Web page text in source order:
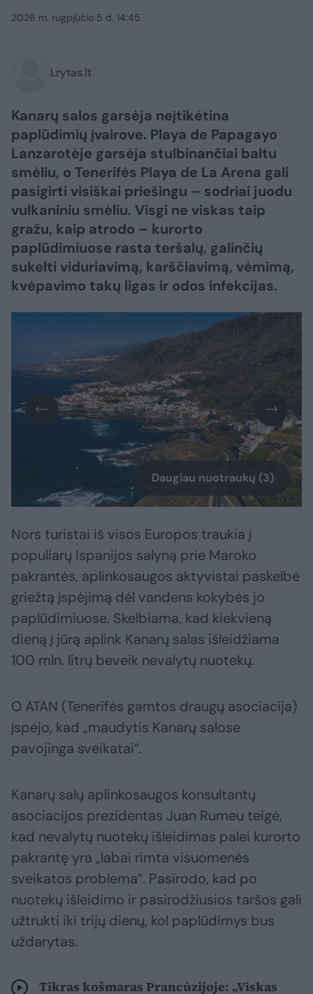
2026 m. rugpjūčio 5 d. 14:45
Lrytas.lt
Kanarų salos garsėja neįtikėtina
paplūdimių įvairove. Playa de Papagayo
Lanzarotėje garsėja stulbinančiai baltu
smėliu, o Tenerifės Playa de La Arena gali
pasigirti visiškai priešingu – sodriai juodu
vulkaniniu smėliu. Visgi ne viskas taip
gražu, kaip atrodo – kurorto
paplūdimiuose rasta teršalų, galinčių
sukelti viduriavimą, karščiavimą, vėmimą,
kvėpavimo takų ligas ir odos infekcijas.
Daugiau nuotraukų (3)
Nors turistai iš visos Europos traukia į
populiarų Ispanijos salyną prie Maroko
pakrantės, aplinkosaugos aktyvistai paskelbė
griežtą įspėjimą dėl vandens kokybės jo
paplūdimiuose. Skelbiama, kad kiekvieną
dieną į jūrą aplink Kanarų salas išleidžiama
100 mln. litrų beveik nevalytų nuotekų.
O ATAN (Tenerifės gamtos draugų asociacija)
įspėjo, kad „maudytis Kanarų salose
pavojinga sveikatai“.
Kanarų salų aplinkosaugos konsultantų
asociacijos prezidentas Juan Rumeu teigė,
kad nevalytų nuotekų išleidimas palei kurorto
pakrantę yra „labai rimta visuomenės
sveikatos problema“. Pasirodo, kad po
nuotekų išleidimo ir pasirodžiusios taršos gali
užtrukti iki trijų dienų, kol paplūdimys bus
uždarytas.
Tikras košmaras Prancūzijoje: „Viskas